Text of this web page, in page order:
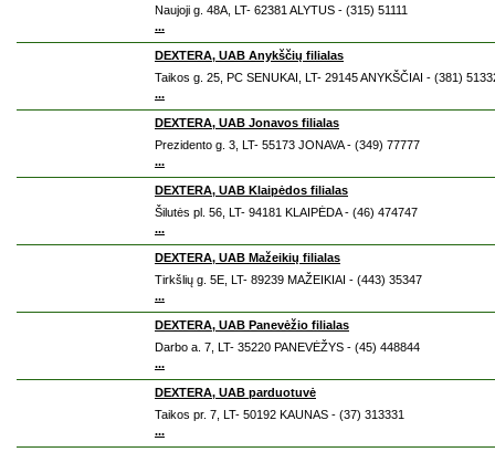
Naujoji g. 48A, LT- 62381 ALYTUS - (315) 51111
...
DEXTERA, UAB Anykščių filialas
Taikos g. 25, PC SENUKAI, LT- 29145 ANYKŠČIAI - (381)
...
DEXTERA, UAB Jonavos filialas
Prezidento g. 3, LT- 55173 JONAVA - (349) 77777
...
DEXTERA, UAB Klaipėdos filialas
Šilutės pl. 56, LT- 94181 KLAIPĖDA - (46) 474747
...
DEXTERA, UAB Mažeikių filialas
Tirkšlių g. 5E, LT- 89239 MAŽEIKIAI - (443) 35347
...
DEXTERA, UAB Panevėžio filialas
Darbo a. 7, LT- 35220 PANEVĖŽYS - (45) 448844
...
DEXTERA, UAB parduotuvė
Taikos pr. 7, LT- 50192 KAUNAS - (37) 313331
...